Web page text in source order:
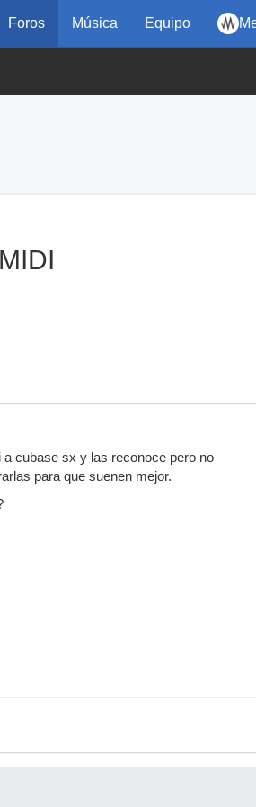
Foros Música Equipo
cubase sx y las reconoce pero no
para que suenen mejor.